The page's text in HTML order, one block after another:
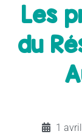
Les
du
1